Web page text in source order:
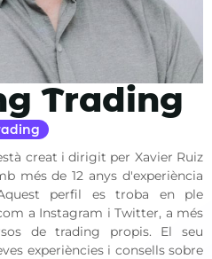
Trading
creat i dirigit per Xavier Ruiz
més de 12 anys d'experiència
perfil es troba en ple
a Instagram i Twitter, a més
de trading propis. El seu
experiències i consells sobre